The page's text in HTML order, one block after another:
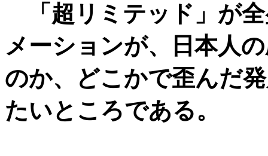
「超リミテッド」が
メーションが、日本人
のか、どこかで歪んだ
たいところである。